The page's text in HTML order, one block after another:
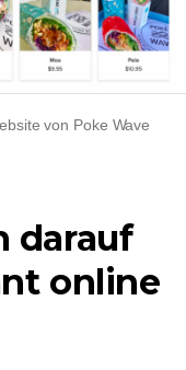
von Poke Wave
darauf
online